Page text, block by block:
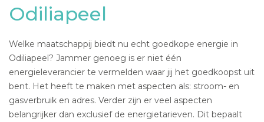
Odiliapeel
Welke maatschappij biedt nu echt goedkope energie in
Odiliapeel? Jammer genoeg is er niet één
energieleverancier te vermelden waar jij het goedkoopst uit
bent. Het heeft te maken met aspecten als: stroom- en
gasverbruik en adres. Verder zijn er veel aspecten
belangrijker dan exclusief de energietarieven. Dit bepaalt